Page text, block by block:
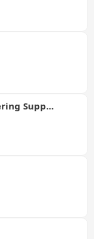
Kueh Tradisi Event n Catering Supply Enterprise